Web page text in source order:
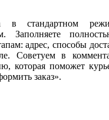
в стандартном
Заполняете
адрес, способы
Советуем в
которая поможет
заказ».